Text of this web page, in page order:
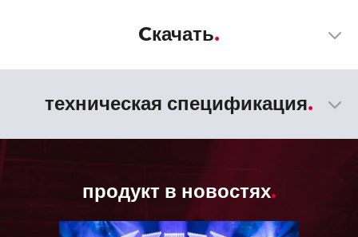
Cкачать
техническая спецификация
продукт в новостях